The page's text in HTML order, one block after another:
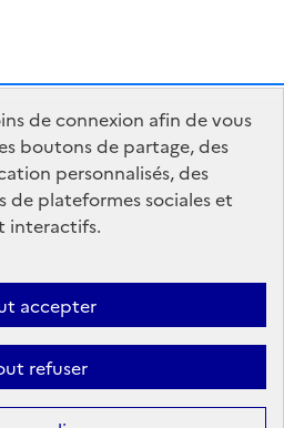
Qui sommes-nous ?
améliorer les services
conforme
de connexion afin de vous
boutons de partage, des
personnalisés, des
de plateformes sociales et
interactifs.
accepter
refuser